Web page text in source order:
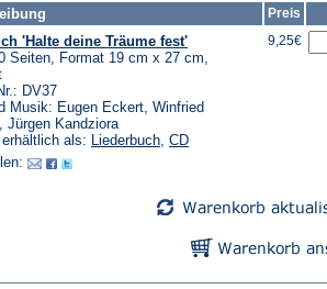
Preis
'Halte deine Träume fest'
Seiten, Format 19 cm x 27 cm,
DV37
Musik: Eugen Eckert, Winfried
Jürgen Kandziora
als: Liederbuch, CD
9,25€